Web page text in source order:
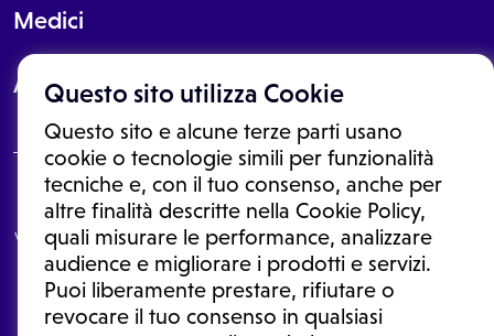
Questo sito utilizza Cookie
Questo sito e alcune terze parti usano
cookie o tecnologie simili per funzionalità
tecniche e, con il tuo consenso, anche per
altre finalità descritte nella Cookie Policy,
quali misurare le performance, analizzare
audience e migliorare i prodotti e servizi.
Puoi liberamente prestare, rifiutare o
revocare il tuo consenso in qualsiasi
Medici
About
Le informazioni proposte in questo sito non sono un consulto medico.
In nessun caso, queste informazioni sostituiscono un consulto, una
visita o una diagnosi formulata dal medico. Non si devono considerare
le informazioni disponibili come suggerimenti per la formulazione di
una diagnosi, la determinazione di un trattamento o l'assunzione o
sospensione di un farmaco senza prima consultare un medico di
medicina generale o uno specialista.